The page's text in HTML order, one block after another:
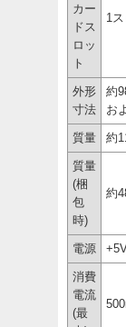
カー
ドス
ロッ
ト
1
外形
寸法
約
お
質量 約
質量
(梱
包
時)
約
電源
消費
電流
(最